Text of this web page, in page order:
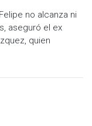
no alcanza ni
aseguró el ex
quien
de la capital del
municipalización